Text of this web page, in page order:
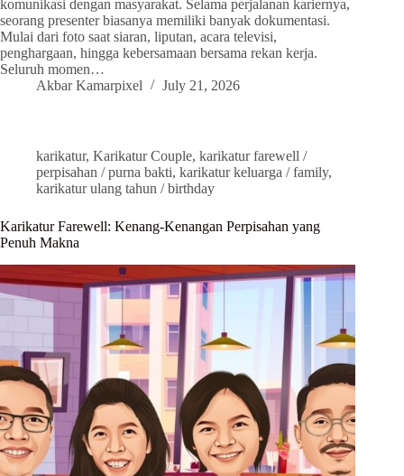
komunikasi dengan masyarakat. Selama perjalanan kariernya,
seorang presenter biasanya memiliki banyak dokumentasi.
Mulai dari foto saat siaran, liputan, acara televisi,
penghargaan, hingga kebersamaan bersama rekan kerja.
Seluruh momen…
Akbar Kamarpixel
July 21, 2026
karikatur, Karikatur Couple, karikatur farewell /
perpisahan / purna bakti, karikatur keluarga / family,
karikatur ulang tahun / birthday
Karikatur Farewell: Kenang-Kenangan Perpisahan yang
Penuh Makna